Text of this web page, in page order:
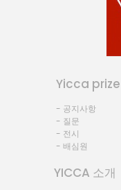
Yicca prize
- 공지사항
- 질문
- 전시
- 배심원
YICCA 소개